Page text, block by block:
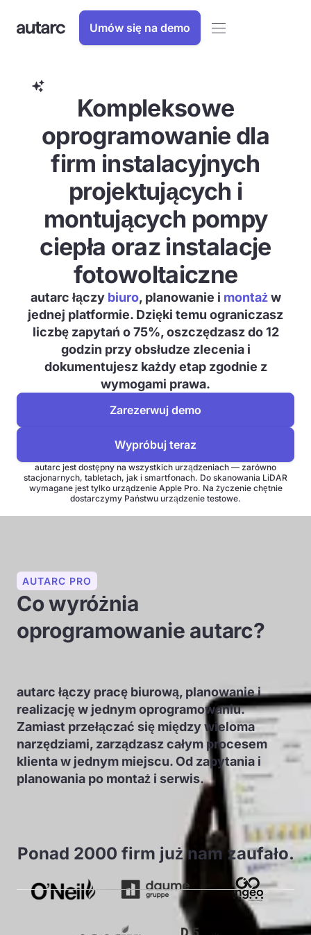
Umów się na demo
Kompleksowe
oprogramowanie dla
firm instalacyjnych
projektujących i
montujących pompy
ciepła oraz instalacje
fotowoltaiczne
autarc łączy biuro, planowanie i montażw
jednej platformie. Dzięki temu ograniczasz
liczbę zapytań o 75%, oszczędzasz do 12
godzin przy obsłudze zlecenia i
dokumentujesz każdy etap zgodnie z
wymogami prawa.
Zarezerwuj demo
Wypróbuj teraz
autarc jest dostępny na wszystkich urządzeniach — zarówno
stacjonarnych, tabletach, jak i smartfonach. Do skanowania LiDAR
wymagane jest tylko urządzenie Apple Pro. Na życzenie chętnie
dostarczymy Państwu urządzenie testowe.
AUTARC PRO
Co wyróżnia
oprogramowanie autarc?
autarc łączy pracę biurową, planowanie i
realizację w jednym oprogramowaniu.
Zamiast przełączać się między wieloma
narzędziami, zarządzasz całym procesem
klienta w jednym miejscu. Od zapytania i
planowania po montaż i serwis.
Ponad 2000 firm już nam zaufało.